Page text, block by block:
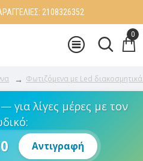
2108326352
0
Φωτιζόμενα με Led
για λίγες μέρες με τον
Αντιγραφή